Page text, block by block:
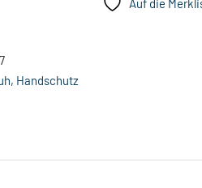
Auf die
, Handschutz